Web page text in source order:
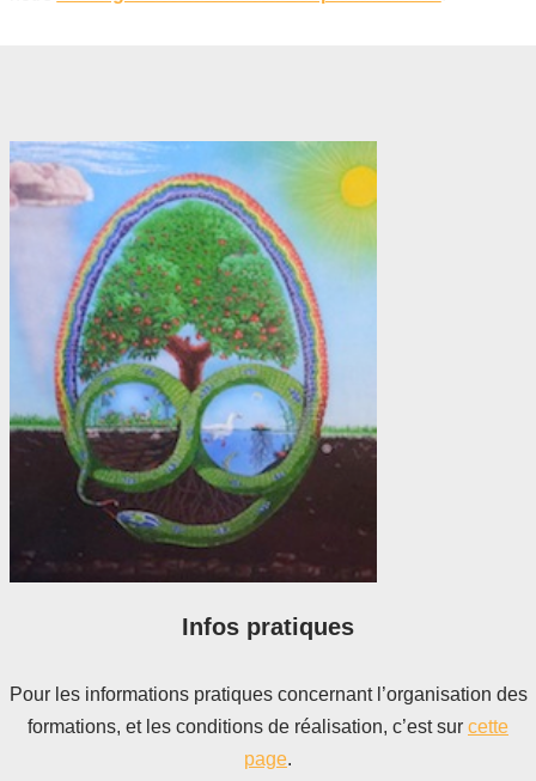
Infos pratiques
Pour les informations pratiques concernant l’organisation des
formations, et les conditions de réalisation, c’est sur cette
page.